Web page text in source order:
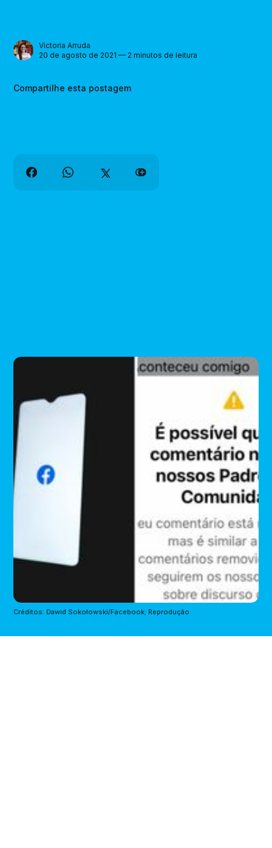
Victoria Arruda
20 de agosto de 2021 — 2 minutos de leitura
Compartilhe esta postagem
Créditos: Dawid Sokołowski/Facebook; Reprodução